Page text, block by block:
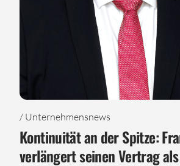
/ Unternehmensnews
Kontinuität an der Spitze:
verlängert seinen Vertrag als